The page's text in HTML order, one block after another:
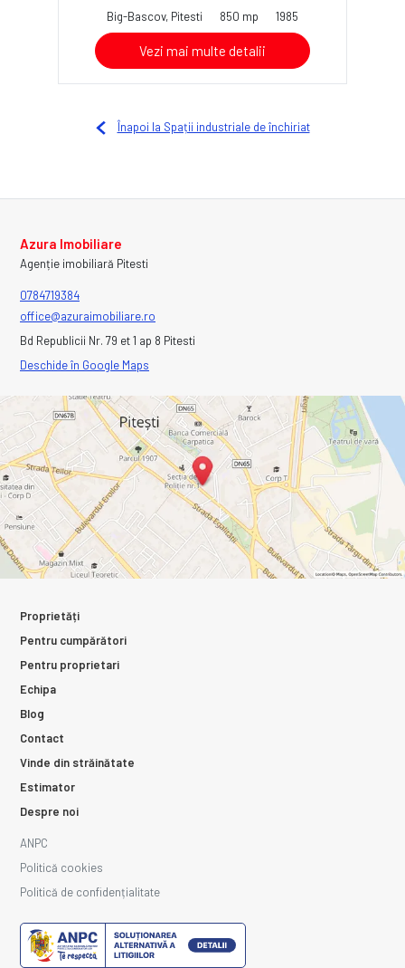
Big-Bascov, Pitesti
850 mp 1985
Vezi mai multe detalii
Înapoi la Spații industriale de închiriat
Azura Imobiliare
Agenție imobiliară Pitesti
0784719384
office@azuraimobiliare.ro
Bd Republicii Nr. 79 et 1 ap 8 Pitesti
Deschide în Google Maps
Proprietăți
Pentru cumpărători
Pentru proprietari
Echipa
Blog
Contact
Vinde din străinătate
Estimator
Despre noi
ANPC
Politică cookies
Politică de confidențialitate